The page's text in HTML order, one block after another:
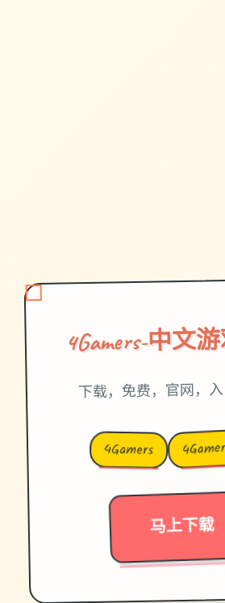
4Gamers-中文
下载，免费，官网，
4Gamers
马上下载